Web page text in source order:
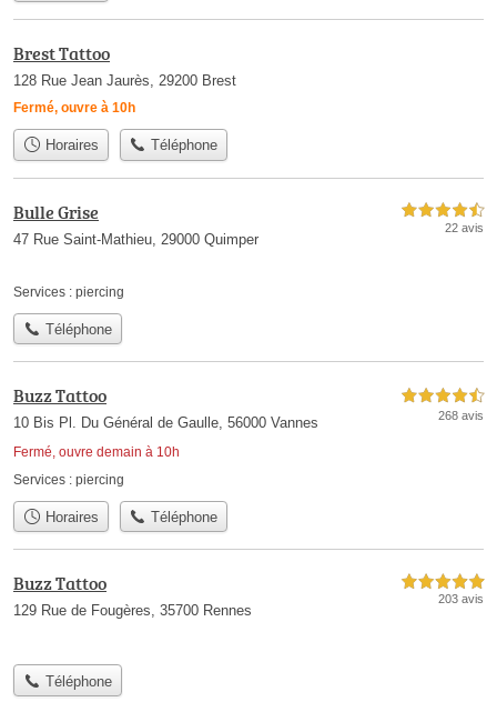
Brest Tattoo
128 Rue Jean Jaurès, 29200 Brest
Fermé, ouvre à 10h
Horaires Téléphone
Bulle Grise
47 Rue Saint-Mathieu, 29000 Quimper
4,5 étoiles sur 5
22 avis
Services : piercing
Téléphone
Buzz Tattoo
10 Bis Pl. Du Général de Gaulle, 56000 Vannes
Fermé, ouvre demain à 10h
4,5 étoiles sur 5
268 avis
Services : piercing
Horaires Téléphone
Buzz Tattoo
129 Rue de Fougères, 35700 Rennes
5,0 étoiles sur 5
203 avis
Téléphone